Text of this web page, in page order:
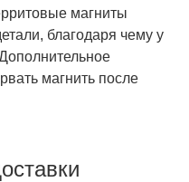
магниты
благодаря чему у
магнить после